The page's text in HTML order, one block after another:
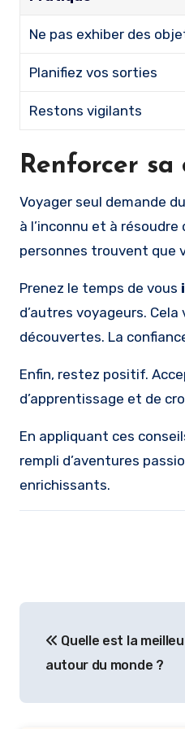
Ne pas exhiber des
Planifiez vos sorties
Restons vigilants
Renforcer
Voyager seul demande
à l’inconnu et à
personnes trouvent que
Prenez le temps de vous
d’autres voyageurs.
découvertes. La
Enfin, restez positif.
d’apprentissage et de
En appliquant ces
rempli d’aventures
enrichissants.
de
Quelle est la
autour du monde ?